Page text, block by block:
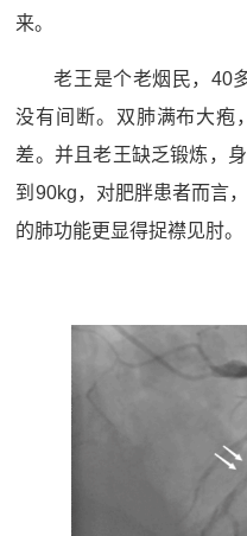
来。
老王是个老烟民，40
没有间断。双肺满布大疱
差。并且老王缺乏锻炼，
到90kg，对肥胖患者而言
的肺功能更显得捉襟见肘。